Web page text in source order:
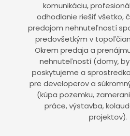
komunikáciu,
odhodlanie riešiť všetko,
predajom nehnuteľností
predovšetkým v
Okrem predaja a
nehnuteľností (domy,
poskytujeme a
pre developerov a
(kúpa pozemku,
práce, výstavba,
projektov).